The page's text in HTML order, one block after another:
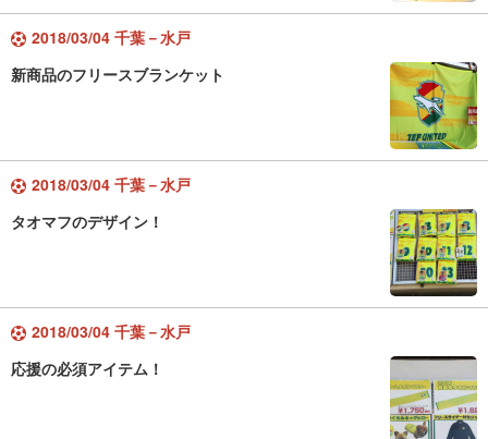
2018/03/04 千葉－水戸
新商品のフリースブランケット
2018/03/04 千葉－水戸
タオマフのデザイン！
2018/03/04 千葉－水戸
応援の必須アイテム！